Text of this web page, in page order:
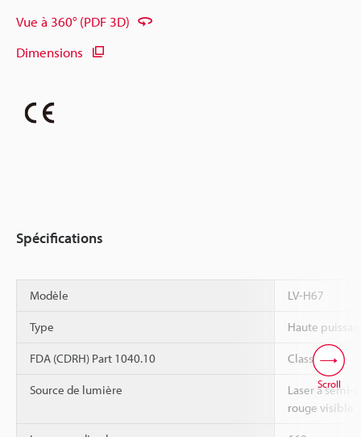
Vue à 360° (PDF 3D)
Dimensions
Spécifications
Modèle LV-H67
Type Haute
FDA (CDRH) Part 1040.10 Classe II
Source de lumière
Laser à semi-
rouge visible
Scroll